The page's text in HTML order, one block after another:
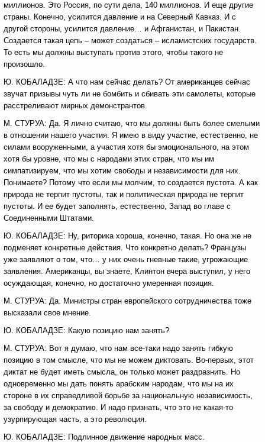
миллионов. Это Россия, по сути дела, 140 миллионов. И еще другие
страны. Конечно, усилится давление и на Северный Кавказ. И с
другой стороны, усилится давление… и Афганистан, и Пакистан.
Создается такая цепь – может создаться – исламистских государств.
То есть мы должны выступать против этого, чтобы такого не
произошло.
Ю. КОБАЛАДЗЕ: А что нам сейчас делать? От американцев сейчас
звучат призывы чуть ли не бомбить и сбивать эти самолеты, которые
расстреливают мирных демонстрантов.
М. СТУРУА: Да. Я лично считаю, что мы должны быть более смелыми
в отношении нашего участия. Я имею в виду участие, естественно, не
силами вооруженными, а участия хотя бы эмоционального, на этом
хотя бы уровне, что мы с народами этих стран, что мы им
симпатизируем, что мы хотим свободы и независимости для них.
Понимаете? Потому что если мы молчим, то создается пустота. А как
природа не терпит пустоты, так и политическая природа не терпит
пустоты. И ее будет заполнять, естественно, Запад во главе с
Соединенными Штатами.
Ю. КОБАЛАДЗЕ: Ну, риторика хороша, конечно, такая. Но она же не
подменяет конкретные действия. Что конкретно делать? Французы
уже заявляют о том, что… у них очень гневные такие, угрожающие
заявления. Американцы, вы знаете, Клинтон вчера выступил, у него
осуждающая, конечно, но достаточно умеренная позиция.
М. СТУРУА: Да. Министры стран европейского сотрудничества тоже
высказали свое мнение.
Ю. КОБАЛАДЗЕ: Какую позицию нам занять?
М. СТУРУА: Вот я думаю, что нам все-таки надо занять гибкую
позицию в том смысле, что мы не можем диктовать. Во-первых, этот
диктат не будет иметь смысла, он только может раздразнить. Но
одновременно мы дать понять арабским народам, что мы на их
стороне в их справедливой борьбе за национальную независимость,
за свободу и демократию. И надо признать, что это не какая-то
узурпирующая часть, а это революция.
Ю. КОБАЛАДЗЕ: Подлинное движение народных масс.